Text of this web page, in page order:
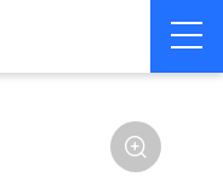
LoRa wirelss modem
